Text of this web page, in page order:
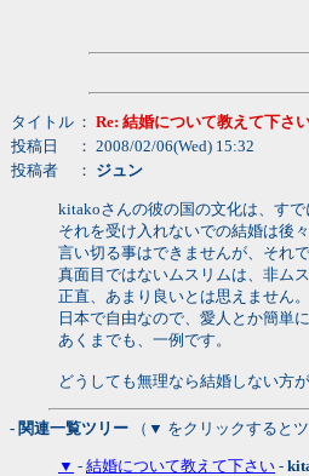
タイトル ： Re: 結婚について教えて下さ
投稿日
： 2008/02/06(Wed) 15:32
投稿者
： ジュン
kitakoさんの彼の国の文化は、すで
それを受け入れないでの結婚は後
言い切る事はできませんが、それ
真面目ではないムスリムは、非ム
正直、あまり良いとは思えません。
日本で自由なので、愛人とか簡単
あくまでも、一例です。
どうしても無理なら結婚しない方
- 関連一覧ツリー （▼ をクリックすると
▼ - 結婚について教えて下さい -